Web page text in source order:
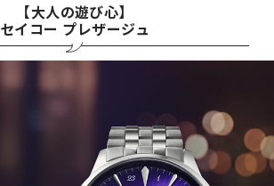
【大人の遊び心】
セイコー プレザージュ